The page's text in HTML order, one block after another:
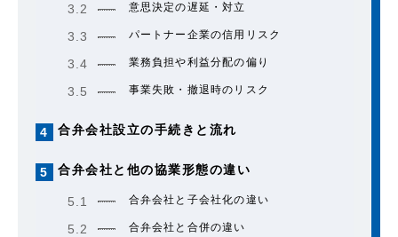
3.2 意思決定の遅延・対立
3.3 パートナー企業の信用リスク
3.4 業務負担や利益分配の偏り
3.5 事業失敗・撤退時のリスク
4 合弁会社設立の手続きと流れ
5 合弁会社と他の協業形態の違い
5.1 合弁会社と子会社化の違い
5.2 合弁会社と合併の違い